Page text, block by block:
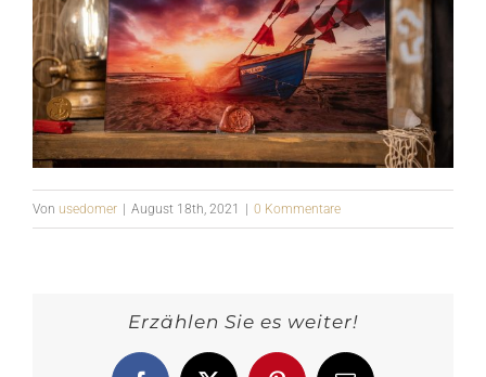
Von usedomer August 18th, 2021 0 Kommentare
Erzählen Sie es weiter!